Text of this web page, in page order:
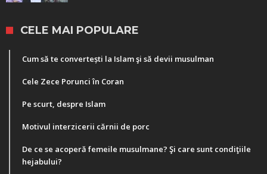
CELE MAI POPULARE
Cum să te convertești la Islam şi să devii musulman
Cele Zece Porunci în Coran
Pe scurt, despre Islam
Motivul interzicerii cărnii de porc
De ce se acoperă femeile musulmane? Şi care sunt condiţiile
hejabului?